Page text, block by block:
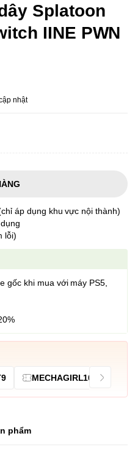
Splatoon
IINE PWN
nhật
áp dụng khu vực nội thành)
lỗi)
gốc khi mua với máy PS5,
MECHAGIRL10
phẩm